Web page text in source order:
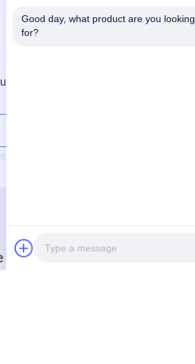
newsletter
Good day, what product are you looking
for?